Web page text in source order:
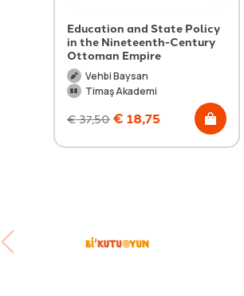
Education and State Policy
in the Nineteenth-Century
Ottoman Empire
Vehbi Baysan
Timaş Akademi
€37,50 € 18,75